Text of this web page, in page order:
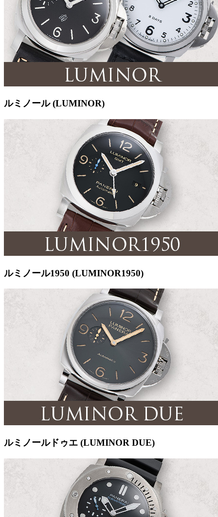
ルミノール (LUMINOR)
ルミノール1950 (LUMINOR1950)
ルミノールドゥエ (LUMINOR DUE)